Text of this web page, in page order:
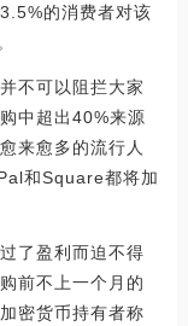
的消费者对该
不可以阻拦大家
中超出40%来源
来愈多的流行人
和Square都将加
了盈利而迫不得
前不上一个月的
密货币持有者称